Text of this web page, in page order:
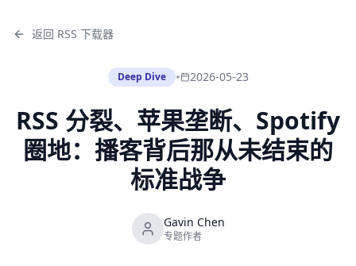
返回 RSS 下载器
Deep Dive • 2026-05-23
RSS 分裂、苹果垄断、Spotify
圈地：播客背后那从未结束的
标准战争
Gavin Chen
专题作者